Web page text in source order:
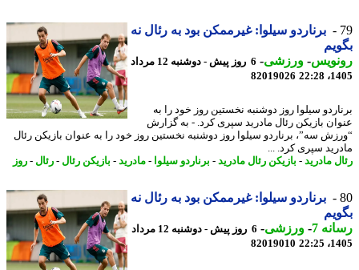
برناردو سیلوا: غیرممکن بود به رئال نه
-ورزشی-
6 روز پیش - دوشنبه 12 مرداد
82019026
سیلوا روز دوشنبه نخستین روز خود را به
بازیکن رئال مادرید سپری کرد. - به گزارش
سه”، برناردو سیلوا روز دوشنبه نخستین روز خود را به عنوان بازیکن رئال
سپری کرد. ...
مادرید- بازیکن رئال مادرید- برناردو سیلوا-مادرید- بازیکن رئال -رئال -روز
برناردو سیلوا: غیرممکن بود به رئال نه
7
-ورزشی-
6 روز پیش - دوشنبه 12 مرداد
82019010